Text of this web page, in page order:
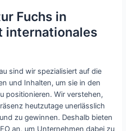
Fuchs in
internationales
sind wir spezialisiert auf die
und Inhalten, um sie in den
positionieren. Wir verstehen,
heutzutage unerlässlich
zu gewinnen. Deshalb bieten
an, um Unternehmen dabei zu